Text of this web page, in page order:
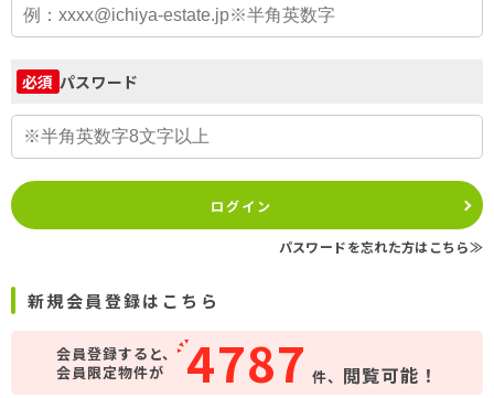
必須 パスワード
ログイン
パスワードを忘れた方はこちら≫
新規会員登録はこちら
会員登録すると、
会員限定物件が
4787 件、 閲覧可能！